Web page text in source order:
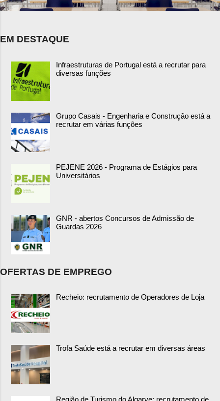
EM DESTAQUE
Infraestruturas de Portugal está a recrutar para
diversas funções
Grupo Casais - Engenharia e Construção está a
recrutar em várias funções
PEJENE 2026 - Programa de Estágios para
Universitários
GNR - abertos Concursos de Admissão de
Guardas 2026
OFERTAS DE EMPREGO
Recheio: recrutamento de Operadores de Loja
Trofa Saúde está a recrutar em diversas áreas